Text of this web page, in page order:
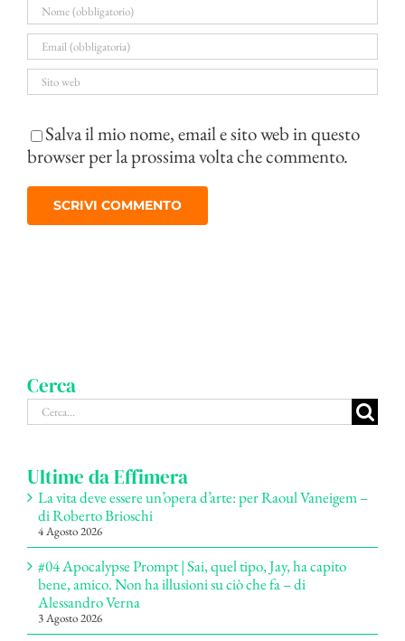
Salva il mio nome, email e sito web in questo
browser per la prossima volta che commento.
Cerca
Cerca
per:
Ultime da Effimera
La vita deve essere un’opera d’arte: per Raoul Vaneigem –
di Roberto Brioschi
4 Agosto 2026
#04 Apocalypse Prompt | Sai, quel tipo, Jay, ha capito
bene, amico. Non ha illusioni su ciò che fa – di
Alessandro Verna
3 Agosto 2026